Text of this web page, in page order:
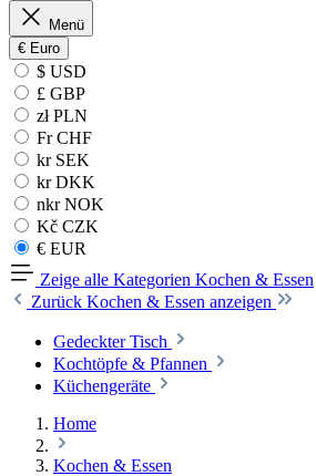
Menü
€ Euro
$ USD
£ GBP
zł PLN
Fr CHF
kr SEK
kr DKK
nkr NOK
Kč CZK
€ EUR
Zeige alle Kategorien Kochen & Essen
Zurück Kochen & Essen anzeigen
Gedeckter Tisch
Kochtöpfe & Pfannen
Küchengeräte
Home
Kochen & Essen